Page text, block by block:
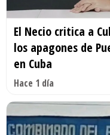
El Necio critica a
los apagones de
en Cuba
Hace 1 día